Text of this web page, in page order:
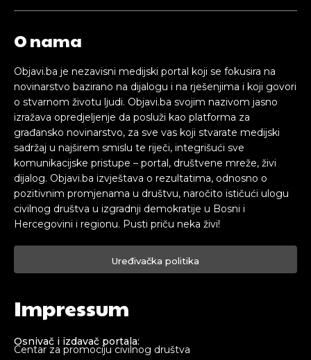
O nama
Objavi.ba je nezavisni medijski portal koji se fokusira na
novinarstvo bazirano na dijalogu i na rješenjima i koji govori
o stvarnom životu ljudi. Objavi.ba svojim nazivom jasno
izražava opredjeljenje da posluži kao platforma za
građansko novinarstvo, za sve vas koji stvarate medijski
sadržaj u najširem smislu te riječi, integrišući sve
komunikacijske pristupe – portal, društvene mreže, živi
dijalog. Objavi.ba izvještava o rezultatima, odnosno o
pozitivnim promjenama u društvu, naročito ističući ulogu
civilnog društva u izgradnji demokratije u Bosni i
Hercegovini i regionu. Pusti priču neka živi!
Uređivačka politika
Impressum
Osnivač i izdavač portala:
Centar za promociju civilnog društva